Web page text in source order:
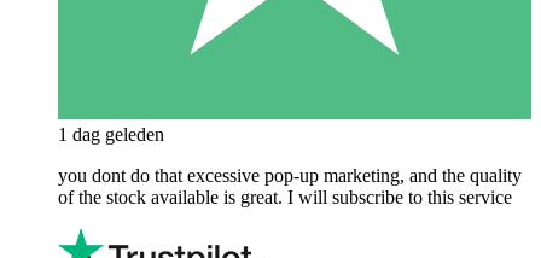
1 dag geleden
you dont do that excessive pop-up marketing, and the quality
of the stock available is great. I will subscribe to this service